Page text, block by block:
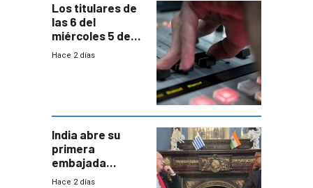
Los titulares de
las 6 del
miércoles 5 de
agosto de 2026
Hace 2 días
India abre su
primera
embajada
residente en
Hace 2 días